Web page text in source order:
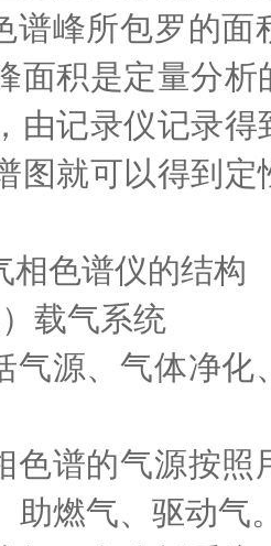
峰所包罗的面
面积是定量分
由记录仪记录
图就可以得到
谱仪的结构
气系统
源、气体净化
谱的气源按照
助燃气、驱动气